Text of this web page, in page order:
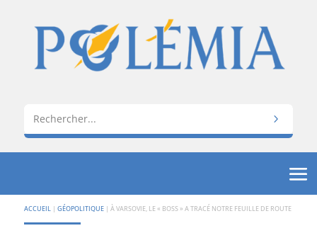
ACCUEIL | GÉOPOLITIQUE| À VARSOVIE, LE « BOSS » A TRACÉ NOTRE FEUILLE DE ROUTE